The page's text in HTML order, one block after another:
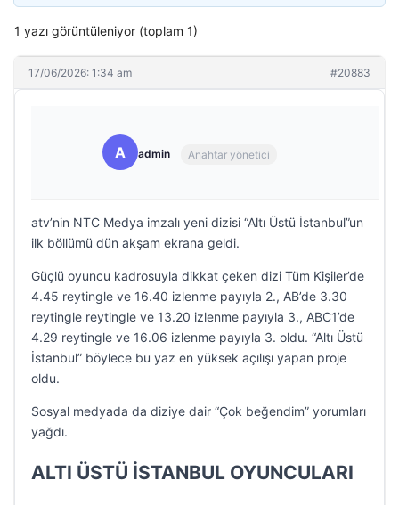
1 yazı görüntüleniyor (toplam 1)
17/06/2026: 1:34 am #20883
A admin Anahtar yönetici
atv’nin NTC Medya imzalı yeni dizisi “Altı Üstü İstanbul”un
ilk böllümü dün akşam ekrana geldi.
Güçlü oyuncu kadrosuyla dikkat çeken dizi Tüm Kişiler’de
4.45 reytingle ve 16.40 izlenme payıyla 2., AB’de 3.30
reytingle reytingle ve 13.20 izlenme payıyla 3., ABC1’de
4.29 reytingle ve 16.06 izlenme payıyla 3. oldu. “Altı Üstü
İstanbul” böylece bu yaz en yüksek açılışı yapan proje
oldu.
Sosyal medyada da diziye dair “Çok beğendim” yorumları
yağdı.
ALTI ÜSTÜ İSTANBUL OYUNCULARI